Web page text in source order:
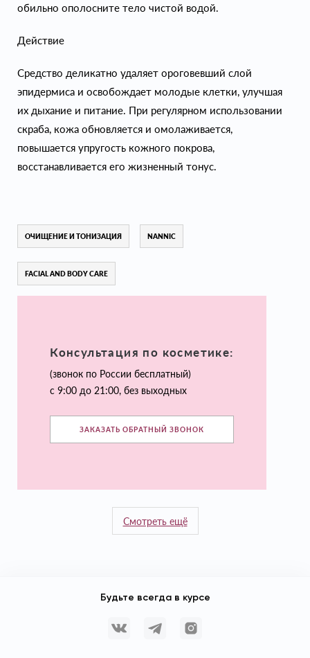
обильно ополосните тело чистой водой.
Действие
Средство деликатно удаляет ороговевший слой
эпидермиса и освобождает молодые клетки, улучшая
их дыхание и питание. При регулярном использовании
скраба, кожа обновляется и омолаживается,
повышается упругость кожного покрова,
восстанавливается его жизненный тонус.
ОЧИЩЕНИЕ И ТОНИЗАЦИЯ NANNIC
FACIAL AND BODY CARE
Консультация по косметике:
(звонок по России бесплатный)
с 9:00 до 21:00, без выходных
ЗАКАЗАТЬ ОБРАТНЫЙ ЗВОНОК
Смотреть ещё
Будьте всегда в курсе